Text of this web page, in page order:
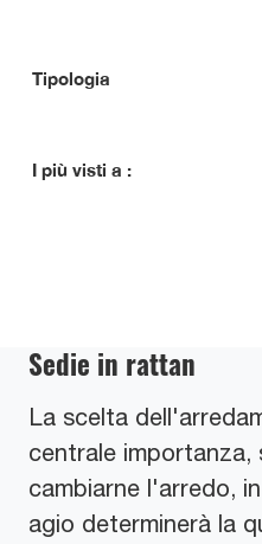
Tipologia
I più visti a :
Sedie in rattan
La scelta
centrale
cambiarne l'arredo,
agio determinerà la